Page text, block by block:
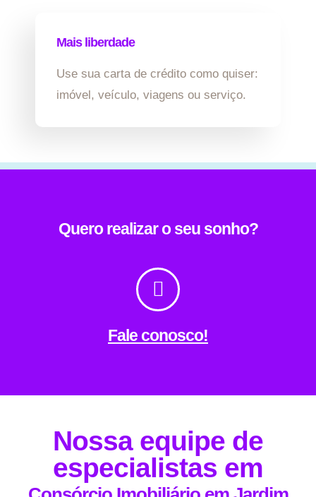
Mais liberdade
Use sua carta de crédito como quiser:
imóvel, veículo, viagens ou serviço.
Quero realizar o seu sonho?
Fale conosco!
Nossa equipe de
especialistas em